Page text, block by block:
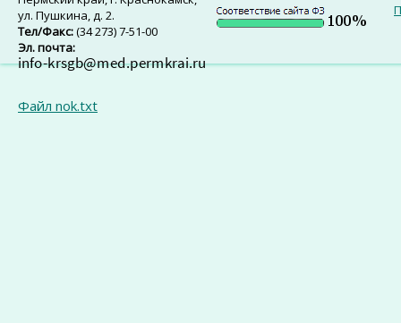
ул. Пушкина, д. 2.
Тел/Факс:(34 273) 7-51-00
Эл. почта:
Файл nok.txt